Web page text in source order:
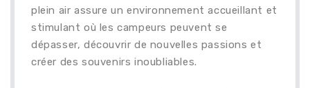
plein air assure un environnement accueillant et
stimulant où les campeurs peuvent se
dépasser, découvrir de nouvelles passions et
créer des souvenirs inoubliables.